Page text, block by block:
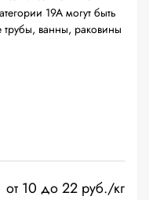
19А могут быть
ванны, раковины
от 10 до 22 руб./кг